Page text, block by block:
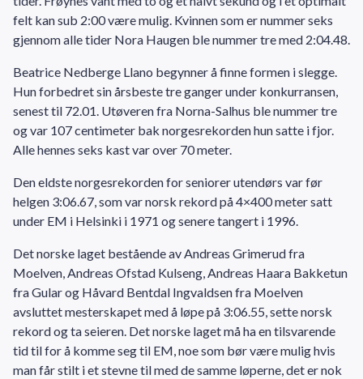
felt kan sub 2:00 være mulig. Kvinnen som er nummer seks
gjennom alle tider Nora Haugen ble nummer tre med 2:04.48.
Beatrice Nedberge Llano begynner å finne formen i slegge.
Hun forbedret sin årsbeste tre ganger under konkurransen,
senest til 72.01. Utøveren fra Norna-Salhus ble nummer tre
og var 107 centimeter bak norgesrekorden hun satte i fjor.
Alle hennes seks kast var over 70 meter.
Den eldste norgesrekorden for seniorer utendørs var før
helgen 3:06.67, som var norsk rekord på 4×400 meter satt
under EM i Helsinki i 1971 og senere tangert i 1996.
Det norske laget bestående av Andreas Grimerud fra
Moelven, Andreas Ofstad Kulseng, Andreas Haara Bakketun
fra Gular og Håvard Bentdal Ingvaldsen fra Moelven
avsluttet mesterskapet med å løpe på 3:06.55, sette norsk
rekord og ta seieren. Det norske laget må ha en tilsvarende
tid til for å komme seg til EM, noe som bør være mulig hvis
man får stilt i et stevne til med de samme løperne, det er nok